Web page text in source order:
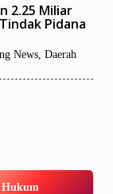
2.25 Miliar
Pidana
News, Daerah
Hukum